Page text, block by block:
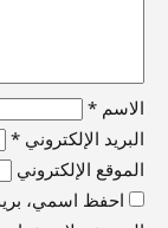
الاسم *
البريد الإلكتروني *
الموقع الإلكتروني
احفظ اسمي،